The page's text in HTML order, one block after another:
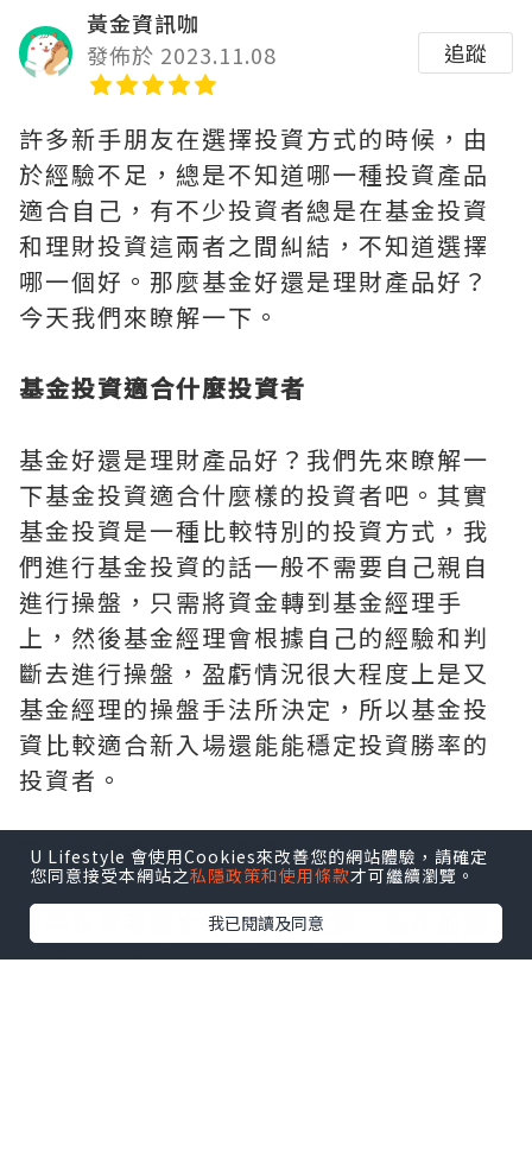
黃金資訊咖
發佈於 2023.11.08
追蹤
許多新手朋友在選擇投資方式的時候，由
於經驗不足，總是不知道哪一種投資產品
適合自己，有不少投資者總是在基金投資
和理財投資這兩者之間糾結，不知道選擇
哪一個好。那麼基金好還是理財產品好？
今天我們來瞭解一下。
基金投資適合什麼投資者
基金好還是理財產品好？我們先來瞭解一
下基金投資適合什麼樣的投資者吧。其實
基金投資是一種比較特別的投資方式，我
們進行基金投資的話一般不需要自己親自
進行操盤，只需將資金轉到基金經理手
上，然後基金經理會根據自己的經驗和判
斷去進行操盤，盈虧情況很大程度上是又
基金經理的操盤手法所決定，所以基金投
資比較適合新入場還能能穩定投資勝率的
投資者。
哪些朋友適合理財投資
新手投資者適合進行基金投資，能在前期
更好的進行過渡。而對於經驗豐富的投資
U Lifestyle 會使用Cookies來改善您的網站體驗，請確定
您同意接受本網站之私隱政策和使用條款才可繼續瀏覽。
我已閱讀及同意